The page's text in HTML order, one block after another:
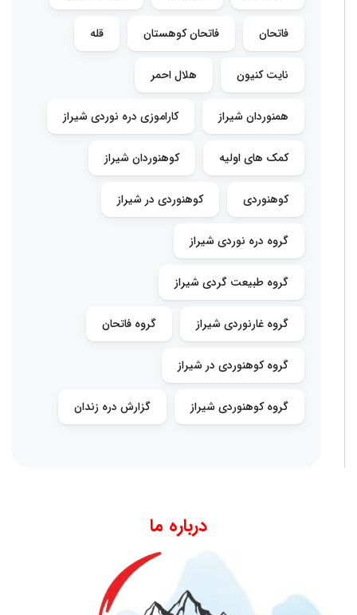
فاتحان فاتحان کوهستان قله
نایت کنیون هلال احمر
همنوردان شیراز کاراموزی دره نوردی شیراز
کمک های اولیه کوهنوردان شیراز
کوهنوردی کوهنوردی در شیراز
گروه دره نوردی شیراز
گروه طبیعت گردی شیراز
گروه غارنوردی شیراز گروه فاتحان
گروه کوهنوردی در شیراز
گروه کوهنوردی شیراز گزارش دره زندان
درباره ما